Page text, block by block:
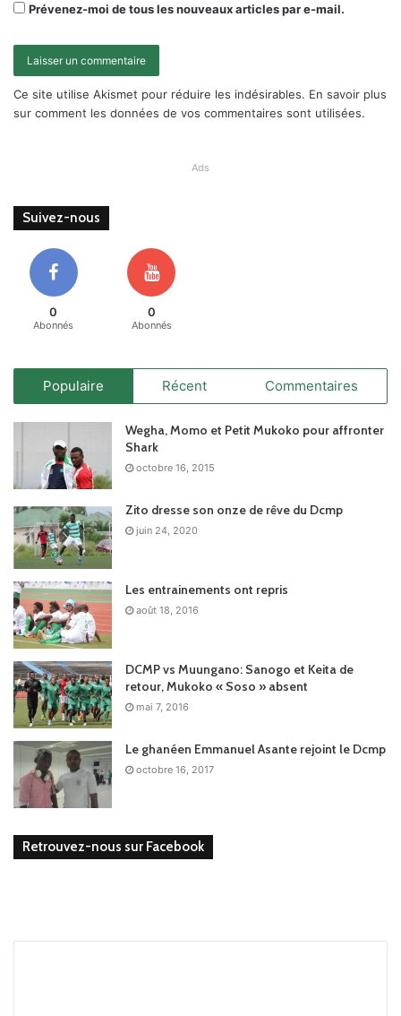
Prévenez-moi de tous les nouveaux articles par e-mail.
Ce site utilise Akismet pour réduire les indésirables. En savoir plus
sur comment les données de vos commentaires sont utilisées.
Ads
Suivez-nous
0
Abonnés
0
Abonnés
Populaire Récent Commentaires
Wegha, Momo et Petit Mukoko pour affronter
Shark
octobre 16, 2015
Zito dresse son onze de rêve du Dcmp
juin 24, 2020
Les entrainements ont repris
août 18, 2016
DCMP vs Muungano: Sanogo et Keita de
retour, Mukoko « Soso » absent
mai 7, 2016
Le ghanéen Emmanuel Asante rejoint le Dcmp
octobre 16, 2017
Retrouvez-nous sur Facebook